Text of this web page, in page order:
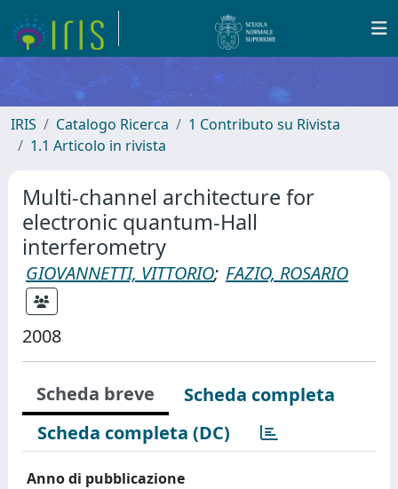
IRIS Catalogo Ricerca
1 Contributo su Rivista
1.1 Articolo in rivista
Multi-channel architecture for
electronic quantum-Hall
interferometry
GIOVANNETTI, VITTORIO; FAZIO, ROSARIO
2008
Scheda breve
Scheda completa
Scheda completa (DC)
Anno di pubblicazione